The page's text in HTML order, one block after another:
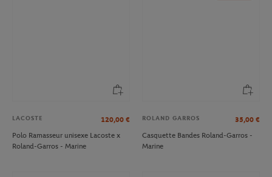
LACOSTE 120,00 €
Polo Ramasseur unisexe Lacoste x
Roland-Garros - Marine
ROLAND GARROS 35,00 €
Casquette Bandes Roland-Garros -
Marine